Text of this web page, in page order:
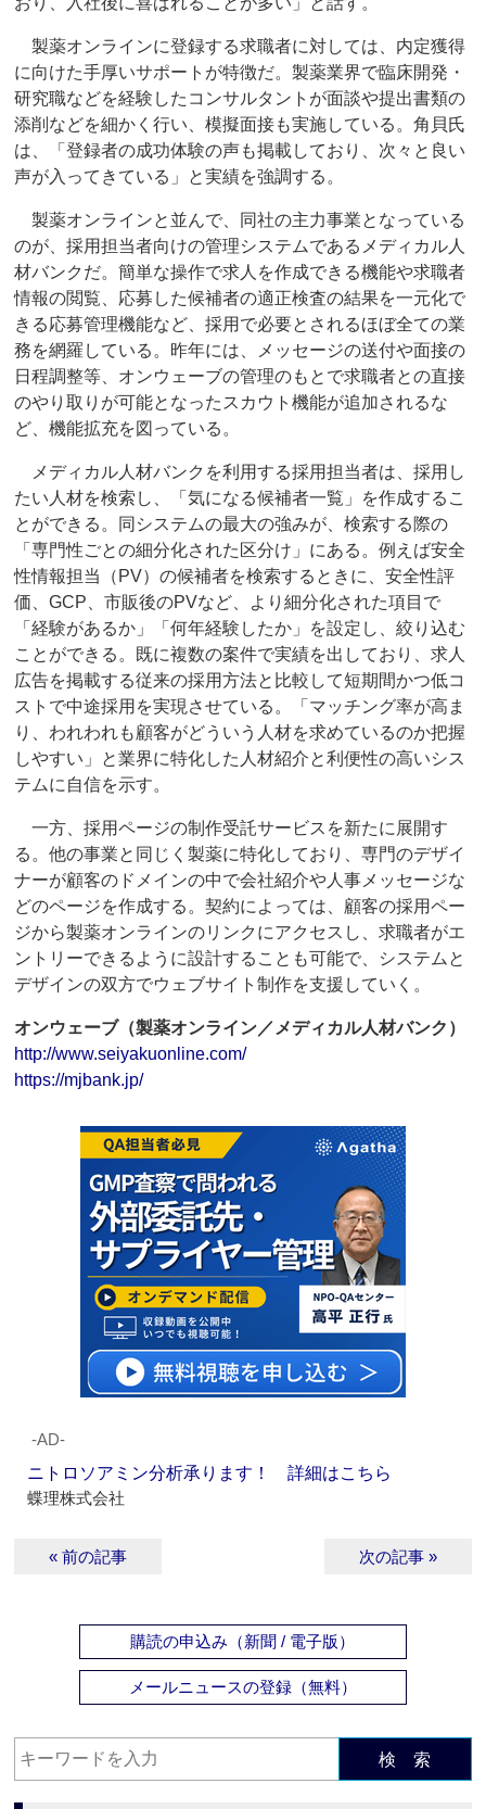
製薬オンラインに登録する求職者に対しては、内定獲得
に向けた手厚いサポートが特徴だ。製薬業界で臨床開発・
研究職などを経験したコンサルタントが面談や提出書類の
添削などを細かく行い、模擬面接も実施している。角貝氏
は、「登録者の成功体験の声も掲載しており、次々と良い
声が入ってきている」と実績を強調する。
製薬オンラインと並んで、同社の主力事業となっている
のが、採用担当者向けの管理システムであるメディカル人
材バンクだ。簡単な操作で求人を作成できる機能や求職者
情報の閲覧、応募した候補者の適正検査の結果を一元化で
きる応募管理機能など、採用で必要とされるほぼ全ての業
務を網羅している。昨年には、メッセージの送付や面接の
日程調整等、オンウェーブの管理のもとで求職者との直接
のやり取りが可能となったスカウト機能が追加されるな
ど、機能拡充を図っている。
メディカル人材バンクを利用する採用担当者は、採用し
たい人材を検索し、「気になる候補者一覧」を作成するこ
とができる。同システムの最大の強みが、検索する際の
「専門性ごとの細分化された区分け」にある。例えば安全
性情報担当（PV）の候補者を検索するときに、安全性評
価、GCP、市販後のPVなど、より細分化された項目で
「経験があるか」「何年経験したか」を設定し、絞り込む
ことができる。既に複数の案件で実績を出しており、求人
広告を掲載する従来の採用方法と比較して短期間かつ低コ
ストで中途採用を実現させている。「マッチング率が高ま
り、われわれも顧客がどういう人材を求めているのか把握
しやすい」と業界に特化した人材紹介と利便性の高いシス
テムに自信を示す。
一方、採用ページの制作受託サービスを新たに展開す
る。他の事業と同じく製薬に特化しており、専門のデザイ
ナーが顧客のドメインの中で会社紹介や人事メッセージな
どのページを作成する。契約によっては、顧客の採用ペー
ジから製薬オンラインのリンクにアクセスし、求職者がエ
ントリーできるように設計することも可能で、システムと
デザインの双方でウェブサイト制作を支援していく。
オンウェーブ（製薬オンライン／メディカル人材バンク）
http://www.seiyakuonline.com/
https://mjbank.jp/
‐AD‐
ニトロソアミン分析承ります！ 詳細はこちら
蝶理株式会社
« 前の記事 次の記事 »
購読の申込み（新聞 / 電子版）
メールニュースの登録（無料）
検 索